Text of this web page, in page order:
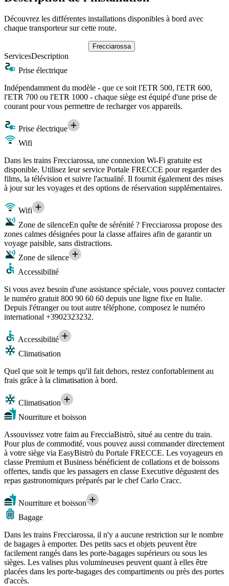
Découvrez les différentes installations disponibles à bord avec
chaque transporteur sur cette route.
Frecciarossa
ServicesDescription
Prise électrique
Indépendamment du modèle - que ce soit l'ETR 500, l'ETR 600,
l'ETR 700 ou l'ETR 1000 - chaque siège est équipé d'une prise de
courant pour vous permettre de recharger vos appareils.
Prise électrique
Wifi
Dans les trains Frecciarossa, une connexion Wi-Fi gratuite est
disponible. Utilisez leur service Portale FRECCE pour regarder des
films, la télévision et suivre l'actualité. Il fournit également des mises
à jour sur les voyages et des options de réservation supplémentaires.
Wifi
Zone de silenceEn quête de sérénité ? Frecciarossa propose des
zones calmes désignées pour la classe affaires afin de garantir un
voyage paisible, sans distractions.
Zone de silence
Accessibilité
Si vous avez besoin d'une assistance spéciale, vous pouvez contacter
le numéro gratuit 800 90 60 60 depuis une ligne fixe en Italie.
Depuis l'étranger ou tout autre téléphone, composez le numéro
international +3902323232.
Accessibilité
Climatisation
Quel que soit le temps qu'il fait dehors, restez confortablement au
frais grâce à la climatisation à bord.
Climatisation
Nourriture et boisson
Assouvissez votre faim au FrecciaBistrò, situé au centre du train.
Pour plus de commodité, vous pouvez aussi commander directement
à votre siège via EasyBistrò du Portale FRECCE. Les voyageurs en
classe Premium et Business bénéficient de collations et de boissons
offertes, tandis que les passagers en classe Executive dégustent des
repas gastronomiques préparés par le chef Carlo Cracc.
Nourriture et boisson
Bagage
Dans les trains Frecciarossa, il n'y a aucune restriction sur le nombre
de bagages à emporter. Des petits sacs et objets peuvent être
facilement rangés dans les porte-bagages supérieurs ou sous les
sièges. Les valises plus volumineuses peuvent quant à elles être
placées dans les porte-bagages des compartiments ou près des portes
d'accès.